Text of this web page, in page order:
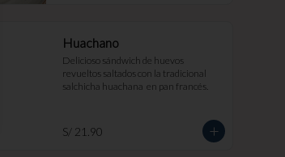
Huachano
Delicioso sándwich de huevos
revueltos saltados con la tradicional
salchicha huachana  en pan francés.
S/ 21.90